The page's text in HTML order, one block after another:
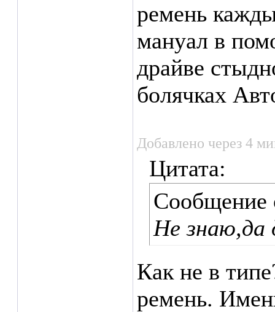
ремень
мануал в
драйве
болячках
Добавлено через 4
Цитата:
Сообщение
Не знаю,да
Как не в
ремень.